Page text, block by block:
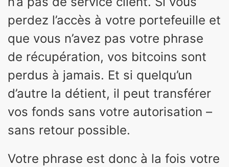
perdez l’accès à votre portefeuille et
que vous n’avez pas votre phrase
de récupération, vos bitcoins sont
perdus à jamais. Et si quelqu’un
d’autre la détient, il peut transférer
vos fonds sans votre autorisation –
sans retour possible.
Votre phrase est donc à la fois votre